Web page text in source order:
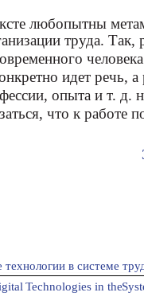
любопытны
труда.
идет речь,
опыта и т. д.
что к работе
в системе
Technologies in theS